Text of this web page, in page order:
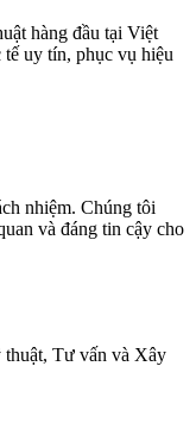
hàng đầu tại Việt
uy tín, phục vụ hiệu
nhiệm. Chúng tôi
và đáng tin cậy cho
Tư vấn và Xây